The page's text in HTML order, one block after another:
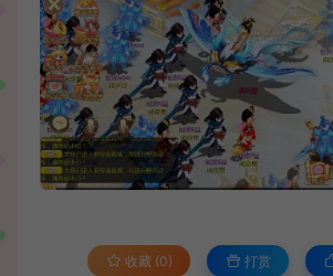
收藏 (0) 打赏